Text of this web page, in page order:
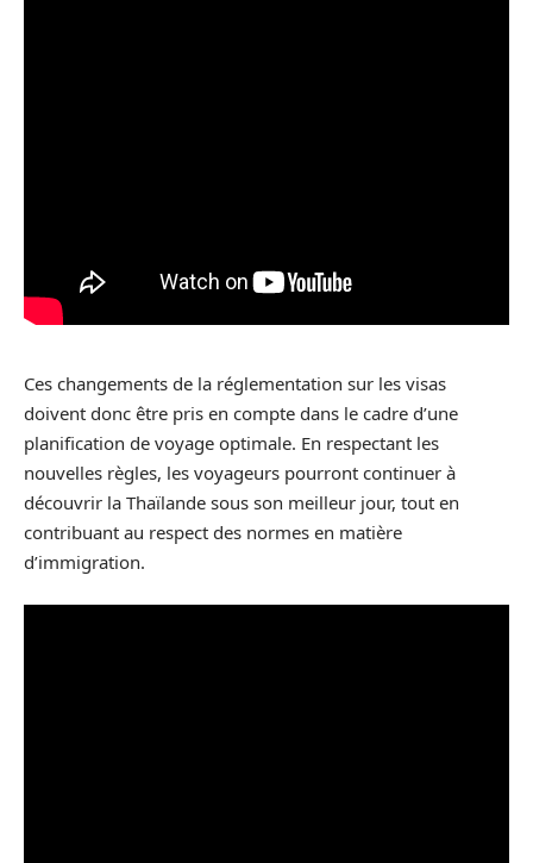
Ces changements de la réglementation sur les visas
doivent donc être pris en compte dans le cadre d’une
planification de voyage optimale. En respectant les
nouvelles règles, les voyageurs pourront continuer à
découvrir la Thaïlande sous son meilleur jour, tout en
contribuant au respect des normes en matière
d’immigration.